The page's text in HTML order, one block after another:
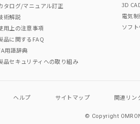
あっても、流通在庫等で未対応品が混在
くは販売店へお問い合わせください。
タログ/マニュアル訂正
術解説
用上の注意事項
品に関するFAQ
用語辞典
品セキュリティへの取り組み
3D
電気
ソフ
ヘルプ サイトマップ 関連リン
© Copyright